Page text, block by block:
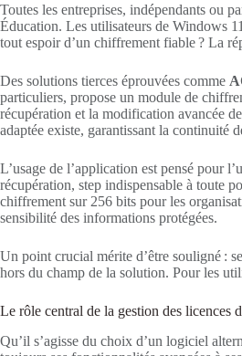
Toutes les entreprises, indépendants ou
Éducation. Les utilisateurs de Windows
tout espoir d’un chiffrement fiable ? La
Des solutions tierces éprouvées comme
particuliers, propose un module de
récupération et la modification avancée
adaptée existe, garantissant la continuité
L’usage de l’application est pensé pour
récupération, step indispensable à toute
chiffrement sur 256 bits pour les
sensibilité des informations protégées.
Un point crucial mérite d’être souligné :
hors du champ de la solution. Pour les
Le rôle central de la gestion des licences
Qu’il s’agisse du choix d’un logiciel